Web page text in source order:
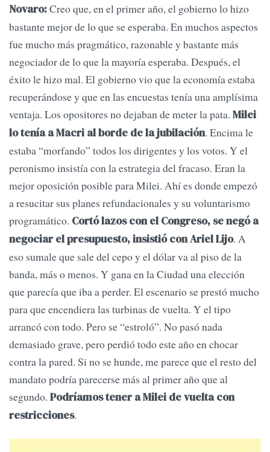
Novaro:Creo que, en el primer año, el gobierno lo hizo
bastante mejor de lo que se esperaba. En muchos aspectos
fue mucho más pragmático, razonable y bastante más
negociador de lo que la mayoría esperaba. Después, el
éxito le hizo mal. El gobierno vio que la economía estaba
recuperándose y que en las encuestas tenía una amplísima
ventaja. Los opositores no dejaban de meter la pata. Milei
lo tenía a Macri al borde de la jubilación. Encima le
estaba “morfando” todos los dirigentes y los votos. Y el
peronismo insistía con la estrategia del fracaso. Eran la
mejor oposición posible para Milei. Ahí es donde empezó
a resucitar sus planes refundacionales y su voluntarismo
programático. Cortó lazos con el Congreso, se negó a
negociar el presupuesto, insistió con Ariel Lijo. A
eso sumale que sale del cepo y el dólar va al piso de la
banda, más o menos. Y gana en la Ciudad una elección
que parecía que iba a perder. El escenario se prestó mucho
para que encendiera las turbinas de vuelta. Y el tipo
arrancó con todo. Pero se “estroló”. No pasó nada
demasiado grave, pero perdió todo este año en chocar
contra la pared. Si no se hunde, me parece que el resto del
mandato podría parecerse más al primer año que al
segundo. Podríamos tener a Milei de vuelta con
restricciones.